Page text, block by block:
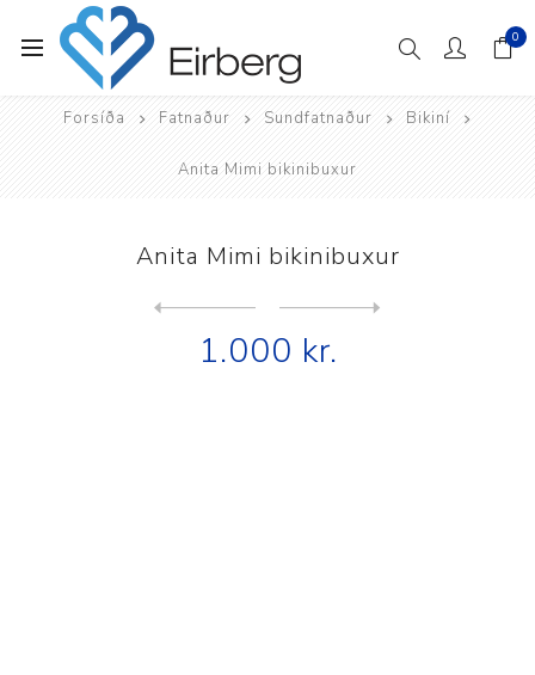
0
Forsíða Fatnaður Sundfatnaður Bikiní
Anita Mimi bikinibuxur
Anita Mimi bikinibuxur
1.000 kr.